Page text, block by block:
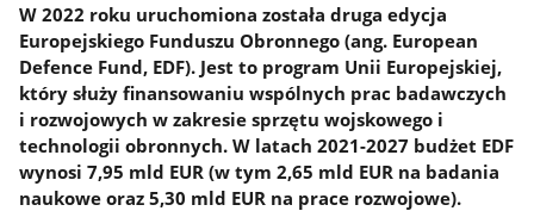
W 2022 roku uruchomiona została druga edycja
Europejskiego Funduszu Obronnego (ang. European
Defence Fund, EDF). Jest to program Unii Europejskiej,
który służy finansowaniu wspólnych prac badawczych
i rozwojowych w zakresie sprzętu wojskowego i
technologii obronnych. W latach 2021-2027 budżet EDF
wynosi 7,95 mld EUR (w tym 2,65 mld EUR na badania
naukowe oraz 5,30 mld EUR na prace rozwojowe).